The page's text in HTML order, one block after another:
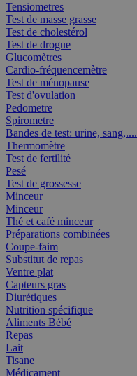
Tensiometres
Test de masse grasse
Test de cholestérol
Test de drogue
Glucomètres
Cardio-fréquencemètre
Test de ménopause
Test d'ovulation
Pedometre
Spirometre
Bandes de test: urine, sang,....
Thermomètre
Test de fertilité
Pesé
Test de grossesse
Minceur
Minceur
Thé et café minceur
Préparations combinées
Coupe-faim
Substitut de repas
Ventre plat
Capteurs gras
Diurétiques
Nutrition spécifique
Aliments Bébé
Repas
Lait
Tisane
Médicament